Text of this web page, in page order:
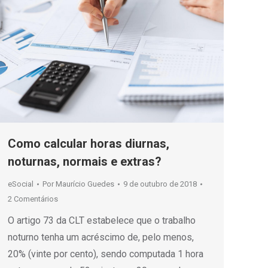
Como calcular horas diurnas,
noturnas, normais e extras?
eSocial Por Maurício Guedes
9 de outubro de 2018
2 Comentários
O artigo 73 da CLT estabelece que o trabalho
noturno tenha um acréscimo de, pelo menos,
20% (vinte por cento), sendo computada 1 hora